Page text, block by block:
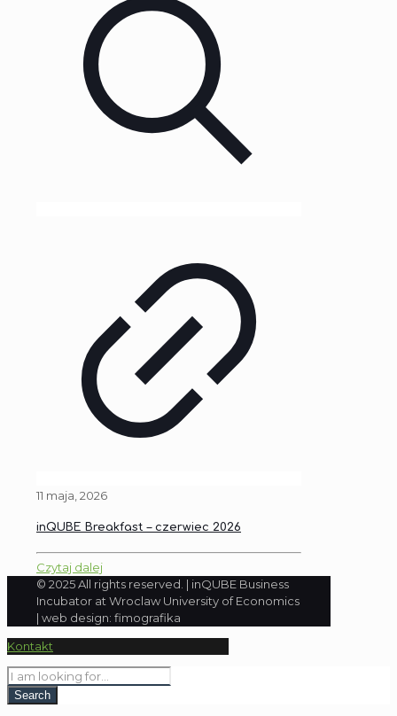
11 maja, 2026
inQUBE Breakfast – czerwiec 2026
Czytaj dalej
© 2025 All rights reserved. | inQUBE Business
Incubator at Wroclaw University of Economics
| web design: fimografika
Kontakt